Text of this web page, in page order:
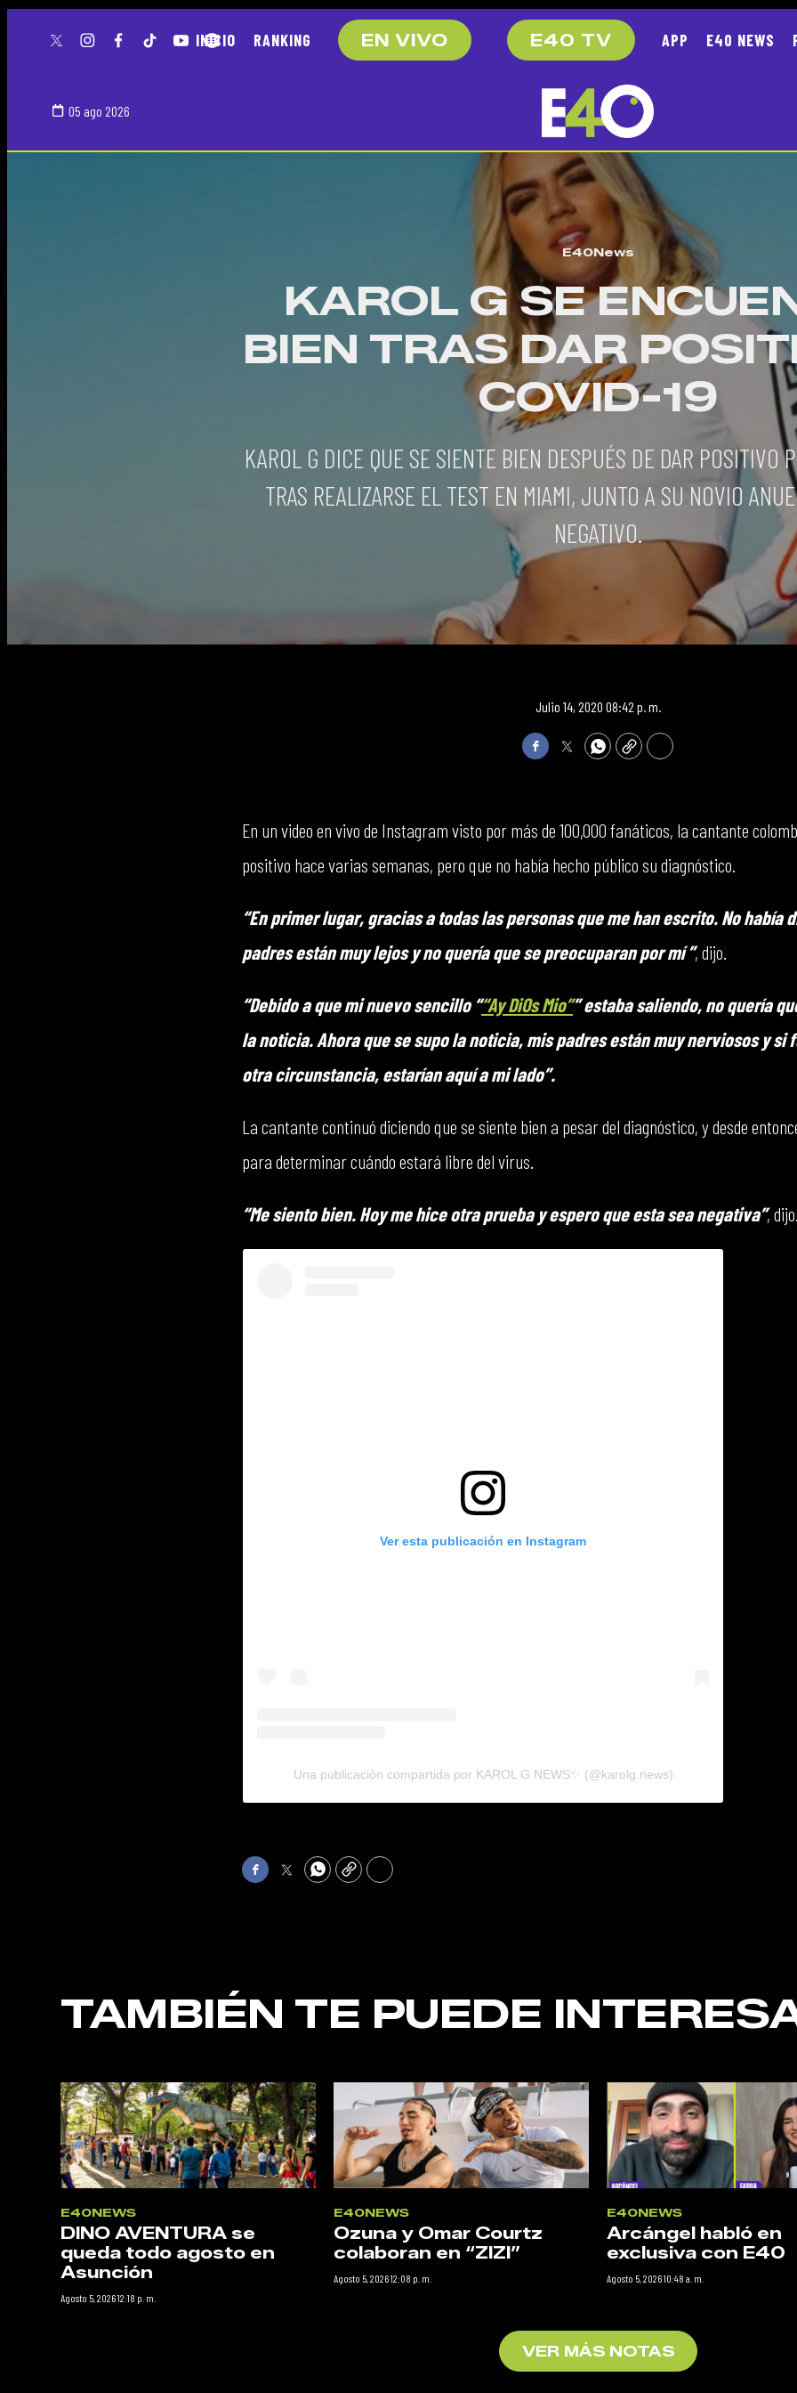
twitterinstagramfacebooktiktokyoutubespotify
INICIO RANKING EN VIVO E40 TV APP E40 NEWS
05 ago 2026
E40News
KAROL G SE
BIEN TRAS DAR
COVID-19
KAROL G DICE QUE SE SIENTE BIEN DESPUÉS DE DAR POSITIVO
TRAS REALIZARSE EL TEST EN MIAMI, JUNTO A SU NOVIO
NEGATIVO.
Julio 14, 2020 08:42 p. m.
FacebookTwitterWhatsApp
Copy Print
En un video en vivo de Instagram visto por más de 100,000 fanáticos, la cantante
positivo hace varias semanas, pero que no había hecho público su diagnóstico.
“En primer lugar, gracias a todas las personas que me han escrito. No había
padres están muy lejos y no quería que se preocuparan por mí ”, dijo.
“Debido a que mi nuevo sencillo ““Ay DiOs Mio”” estaba saliendo, no quería
la noticia. Ahora que se supo la noticia, mis padres están muy nerviosos y si
otra circunstancia, estarían aquí a mi lado”.
La cantante continuó diciendo que se siente bien a pesar del diagnóstico, y desde
para determinar cuándo estará libre del virus.
“Me siento bien. Hoy me hice otra prueba y espero que esta sea negativa”,
Ver esta publicación en Instagram
Una publicación compartida por KAROL G NEWS✨ (@karolg.news)
FacebookTwitterWhatsApp
Copy Print
TAMBIÉN TE PUEDE
E40NEWS
DINO AVENTURA se
queda todo agosto en
Asunción
Agosto 5, 2026 12:18 p. m.
E40NEWS
Ozuna y Omar Courtz
colaboran en “ZIZI”
Agosto 5, 2026 12:08 p. m.
E40NEWS
Arcángel habló en
exclusiva con E40
Agosto 5, 2026 10:48 a. m.
VER MÁS NOTAS